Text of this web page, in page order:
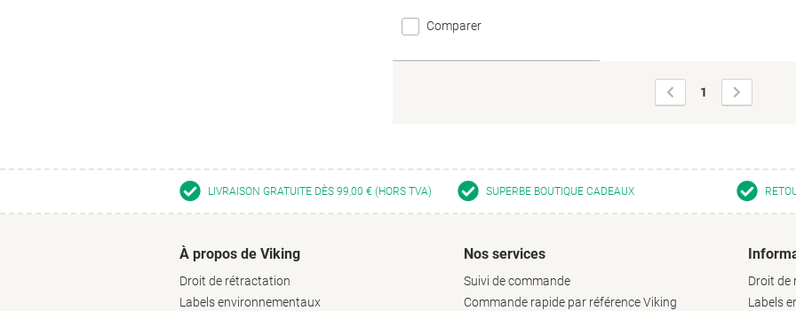
Comparer
Page
précédente
1
suivante
LIVRAISON GRATUITE DÈS 99,00 € (HORS TVA) SUPERBE BOUTIQUE CADEAUX
À propos de Viking
Droit de rétractation
Labels environnementaux
Nos services
Suivi de commande
Commande rapide par référence Viking
Droit de
Labels